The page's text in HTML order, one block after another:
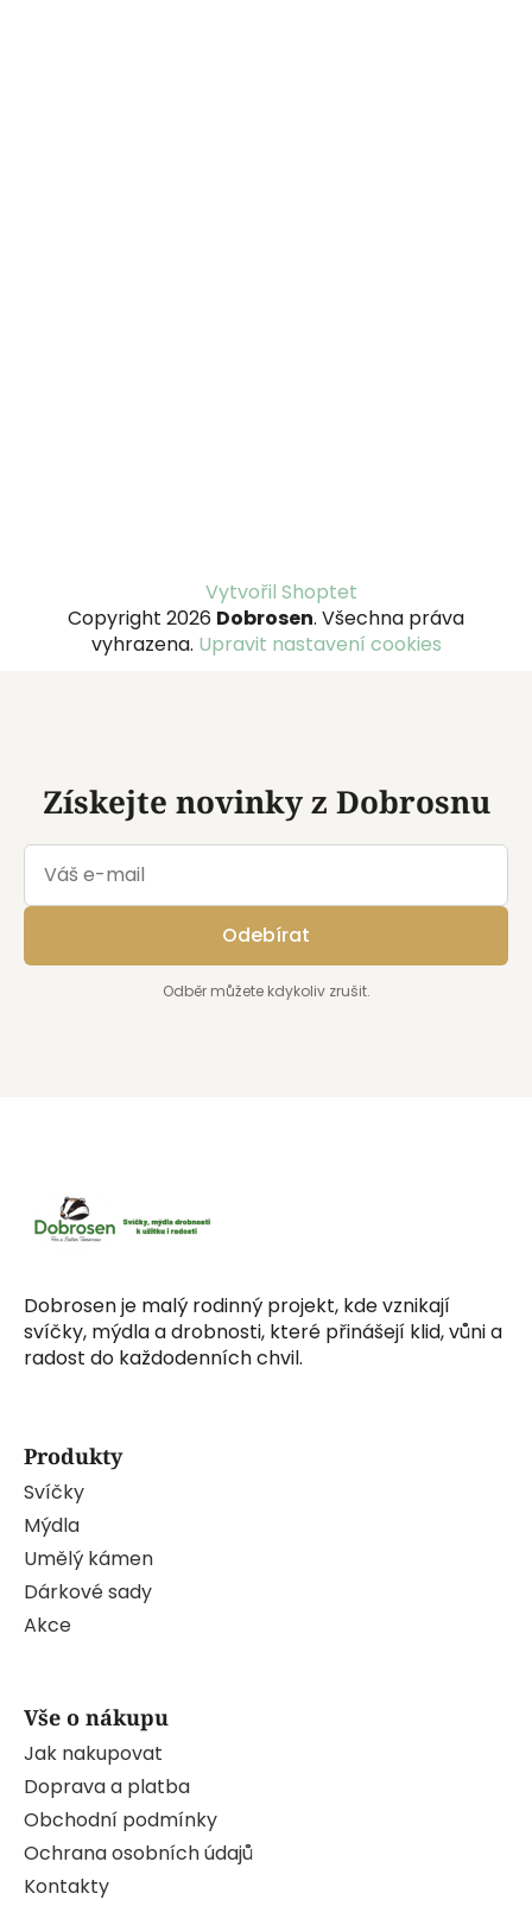
Vytvořil Shoptet
Copyright 2026 Dobrosen. Všechna práva
vyhrazena. Upravit nastavení cookies
Získejte novinky z Dobrosnu
Odebírat
Odběr můžete kdykoliv zrušit.
Dobrosen je malý rodinný projekt, kde vznikají
svíčky, mýdla a drobnosti, které přinášejí klid, vůni a
radost do každodenních chvil.
Produkty
Svíčky
Mýdla
Umělý kámen
Dárkové sady
Akce
Vše o nákupu
Jak nakupovat
Doprava a platba
Obchodní podmínky
Ochrana osobních údajů
Kontakty